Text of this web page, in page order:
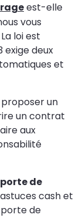
est-elle
vous
loi est
exige deux
et
un
un contrat
aux
de
cash et
de